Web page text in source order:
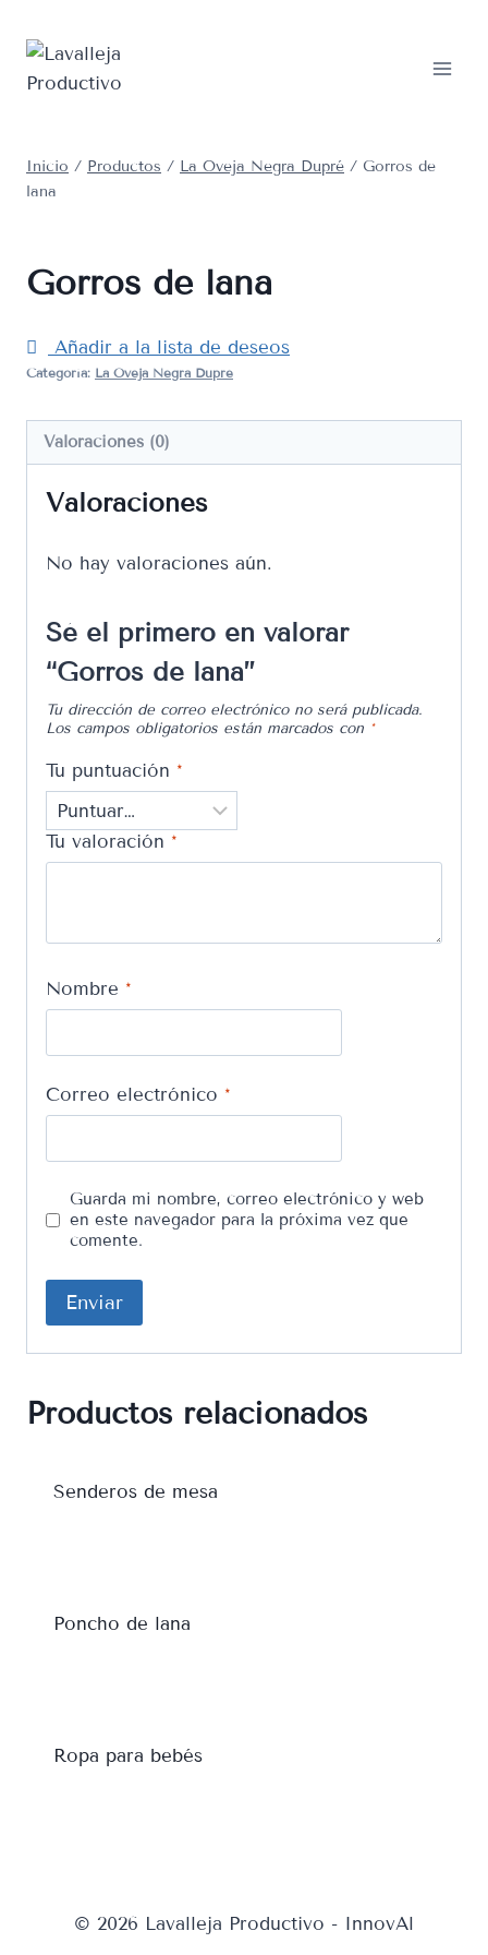
contenido
Inicio / Productos / La Oveja Negra Dupré / Gorros de
lana
Gorros de lana
Añadir a la lista de deseos
Categoría: La Oveja Negra Dupré
Valoraciones (0)
Valoraciones
No hay valoraciones aún.
Sé el primero en valorar
“Gorros de lana”
Tu dirección de correo electrónico no será publicada.
Los campos obligatorios están marcados con *
Tu puntuación *
Tu valoración *
Nombre *
Correo electrónico *
Guarda mi nombre, correo electrónico y web
en este navegador para la próxima vez que
comente.
Productos relacionados
Senderos de mesa
Poncho de lana
Ropa para bebés
© 2026 Lavalleja Productivo - InnovAl